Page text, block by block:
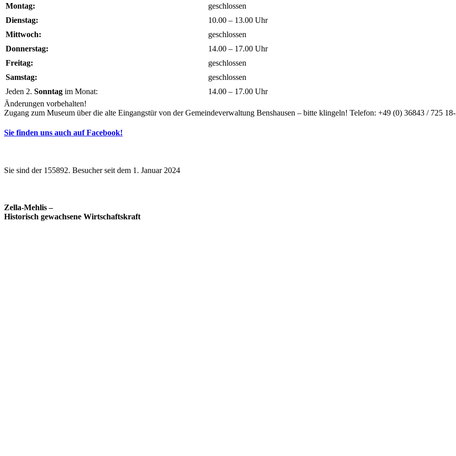
Montag:
geschlossen
Dienstag:
10.00 – 13.00 Uhr
Mittwoch:
geschlossen
Donnerstag:
14.00 – 17.00 Uhr
Freitag:
geschlossen
Samstag:
geschlossen
Jeden 2. Sonntag im Monat:
14.00 – 17.00 Uhr
Änderungen vorbehalten!
Zugang zum Museum über die alte Eingangstür von der Gemeindeverwaltung Benshausen – bitte klingeln! Telefon: +49 (0) 36843 / 725
Sie finden uns auch auf Facebook!
Sie sind der 155892. Besucher seit dem 1. Januar 2024
Zella-Mehlis –
Historisch gewachsene Wirtschaftskraft